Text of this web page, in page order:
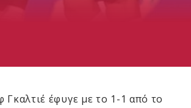
έφυγε με το 1-1 από το